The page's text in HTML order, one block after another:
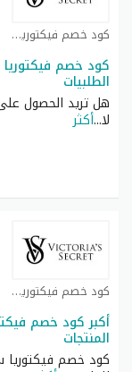
كود خصم فيكتوريا سيكرت كوبون
الطلبيات
هل تريد الحصول
لا...أكثر
كود خصم فيكتوريا سيكرت كوبون
المنتجات